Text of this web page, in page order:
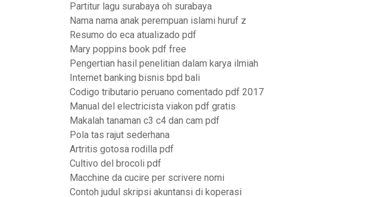
Partitur lagu surabaya oh surabaya
Nama nama anak perempuan islami huruf z
Resumo do eca atualizado pdf
Mary poppins book pdf free
Pengertian hasil penelitian dalam karya ilmiah
Internet banking bisnis bpd bali
Codigo tributario peruano comentado pdf 2017
Manual del electricista viakon pdf gratis
Makalah tanaman c3 c4 dan cam pdf
Pola tas rajut sederhana
Artritis gotosa rodilla pdf
Cultivo del brocoli pdf
Macchine da cucire per scrivere nomi
Contoh judul skripsi akuntansi di koperasi